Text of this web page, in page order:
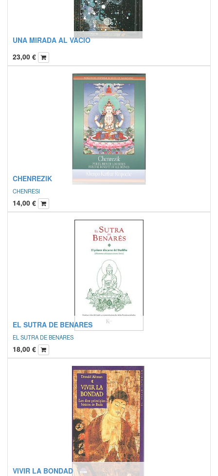
UNA MIRADA AL VACIO
23,00 €
CHENREZIK
CHENRESI
14,00 €
EL SUTRA DE BENARES
EL SUTRA DE BENARES
18,00 €
VIVIR LA BONDAD